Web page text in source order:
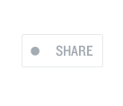
SHARE